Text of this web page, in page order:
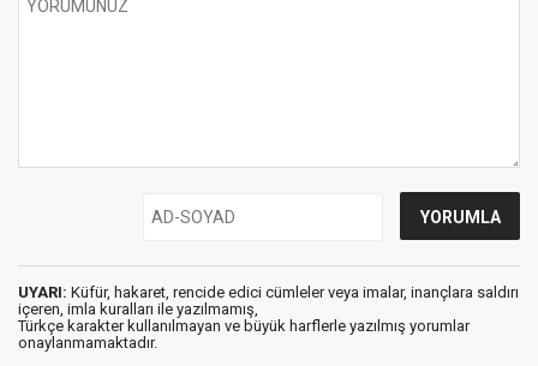
UYARI: Küfür, hakaret, rencide edici cümleler veya imalar, inançlara saldırı
içeren, imla kuralları ile yazılmamış,
Türkçe karakter kullanılmayan ve büyük harflerle yazılmış yorumlar
onaylanmamaktadır.